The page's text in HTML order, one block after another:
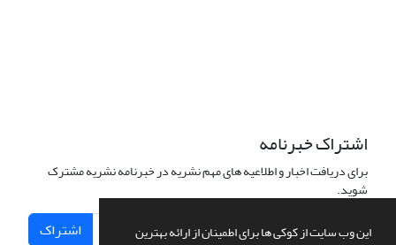
این وب سایت از کوکی ها برای اطمینان از ارائه بهترین
اشتراک خبرنامه
برای دریافت اخبار و اطلاعیه های مهم نشریه در خبرنامه نشریه مشترک
شوید.
اشتراک